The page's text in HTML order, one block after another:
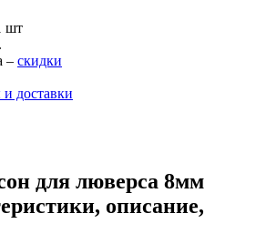
шт
– скидки
доставки
для люверса 8мм
описание,